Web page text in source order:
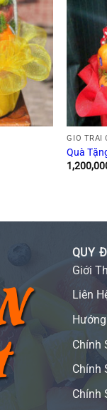
GIỎ TRÁI
Quà
QUY
Giới
Liên
Chính
Chính
Chính